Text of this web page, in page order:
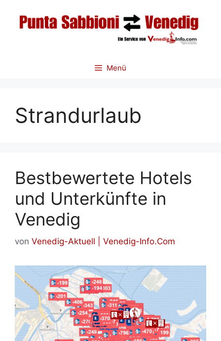
Inhalt
springen
Menü
Strandurlaub
Bestbewertete Hotels
und Unterkünfte in
Venedig
von Venedig-Aktuell | Venedig-Info.Com